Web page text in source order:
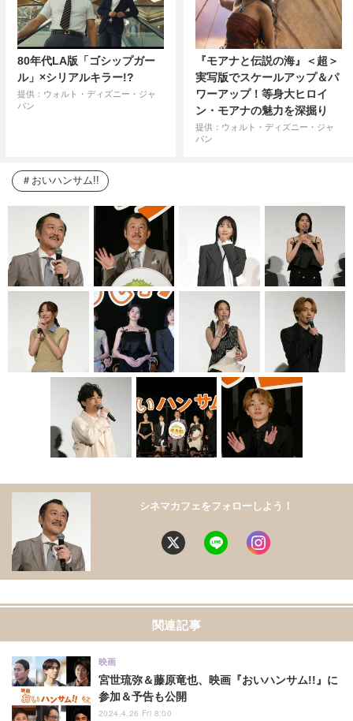
80年代LA版「ゴシップガー
ル」×シリアルキラー!?
提供：ウォルト・ディズニー・ジャ
パン
『モアナと伝説の海』＜超＞
実写版でスケールアップ＆パ
ワーアップ！等身大ヒロイ
ン・モアナの魅力を深掘り
提供：ウォルト・ディズニー・ジャ
パン
おいハンサム!!
シネマカフェをフォローしよう！
関連記事
宮世琉弥＆藤原竜也、映画『おいハンサム!!』に
参加＆予告も公開
映画
2024.4.26 Fri 8:00